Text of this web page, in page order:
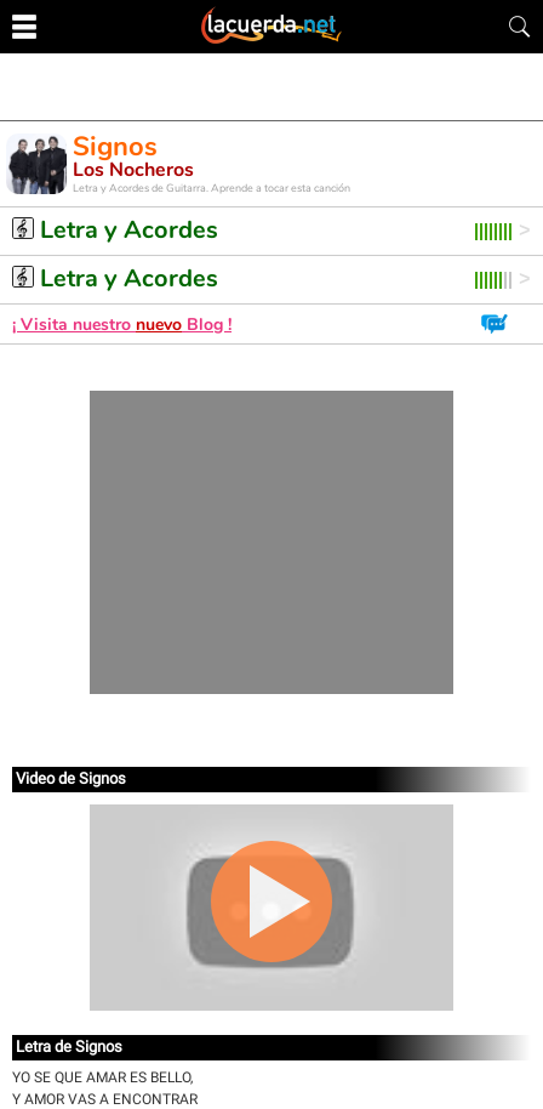
Signos
Los Nocheros
Letra y Acordes de Guitarra. Aprende a tocar esta canción
Letra y Acordes
Letra y Acordes
¡ Visita nuestro nuevo Blog !
Video de Signos
Letra de Signos
YO SE QUE AMAR ES BELLO,
Y AMOR VAS A ENCONTRAR